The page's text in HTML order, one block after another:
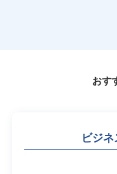
おす
ビジ